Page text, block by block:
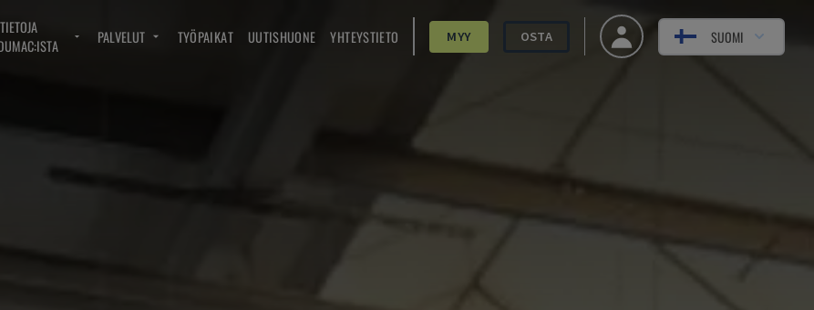
TIETOJA
PALVELUT TYÖPAIKAT UUTISHUONE YHTEYSTIETO MYY OSTA SUOMI